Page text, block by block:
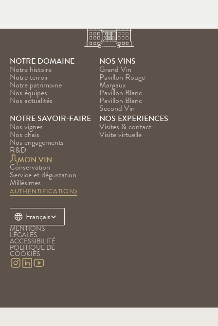
NOTRE DOMAINE
Notre histoire
Notre terroir
Notre patrimoine
Nos équipes
Nos actualités
NOS VINS
Grand Vin
Pavillon Rouge
Margaux
Pavillon Blanc
Pavillon Blanc
Second Vin
NOTRE SAVOIR-FAIRE
Nos vignes
Nos chais
Nos engagements
R&D
NOS EXPÉRIENCES
Visites & contact
Visite virtuelle
MON VIN
Conservation
Service et dégustation
Millésimes
AUTHENTIFICATION
Select Language
Français
MENTIONS
LÉGALES
ACCESSIBILITÉ
POLITIQUE DE
COOKIES